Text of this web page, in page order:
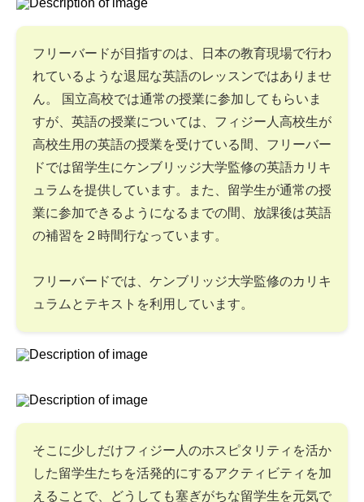
フリーバードが目指すのは、日本の教育現場で行わ
れているような退屈な英語のレッスンではありませ
ん。 国立高校では通常の授業に参加してもらいま
すが、英語の授業については、フィジー人高校生が
高校生用の英語の授業を受けている間、フリーバー
ドでは留学生にケンブリッジ大学監修の英語カリキ
ュラムを提供しています。また、留学生が通常の授
業に参加できるようになるまでの間、放課後は英語
の補習を２時間行なっています。
フリーバードでは、ケンブリッジ大学監修のカリキ
ュラムとテキストを利用しています。
そこに少しだけフィジー人のホスピタリティを活か
した留学生たちを活発的にするアクティビティを加
えることで、どうしても塞ぎがちな留学生を元気で